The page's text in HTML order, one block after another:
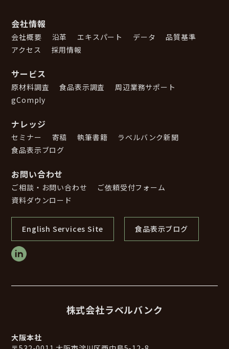
会社情報
会社概要 沿革 エキスパート データ
品質基準
アクセス
採用情報
サービス
原材料調査 食品表示調査
周辺業務サポート
gComply
ナレッジ
セミナー 寄稿 執筆書籍
ラベルバンク新聞
食品表示ブログ
お問い合わせ
ご相談・お問い合わせ
ご依頼受付フォーム
資料ダウンロード
English Services Site 食品表示ブログ
株式会社ラベルバンク
大阪本社